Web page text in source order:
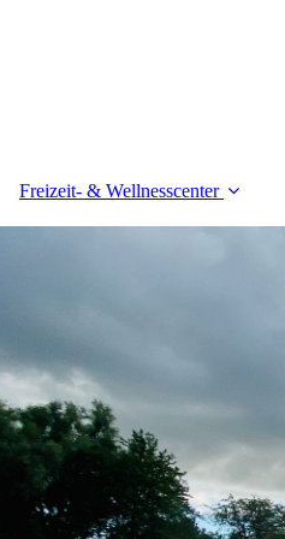
Freizeit- & Wellnesscenter